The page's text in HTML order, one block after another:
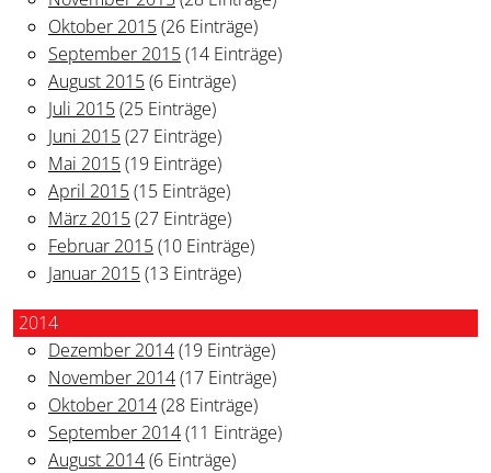
Oktober 2015(26 Einträge)
September 2015(14 Einträge)
August 2015(6 Einträge)
Juli 2015(25 Einträge)
Juni 2015(27 Einträge)
Mai 2015(19 Einträge)
April 2015(15 Einträge)
März 2015(27 Einträge)
Februar 2015(10 Einträge)
Januar 2015(13 Einträge)
2014
Dezember 2014(19 Einträge)
November 2014(17 Einträge)
Oktober 2014(28 Einträge)
September 2014(11 Einträge)
August 2014(6 Einträge)